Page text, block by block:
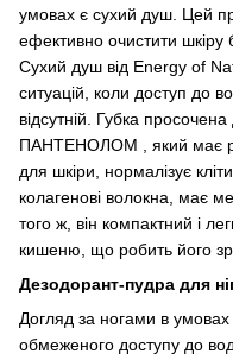
умовах є сухий душ. Цей
ефективно очистити шкіру
Сухий душ від Energy of
ситуацій, коли доступ до
відсутній. Губка
ПАНТЕНОЛОМ , який має
для шкіри, нормалізує
колагенові волокна, має
того ж, він компактний і
кишеню, що робить його
Дезодорант-пудра для
Догляд за ногами в умовах
обмеженого доступу до